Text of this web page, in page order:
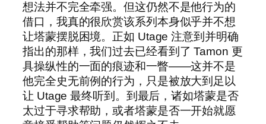
想法并不完全牵强。但这仍然不是他行为的
借口，我真的很欣赏该系列本身似乎并不想
让塔蒙摆脱困境。正如 Utage 注意到并明确
指出的那样，我们过去已经看到了 Tamon 更
具操纵性的一面的痕迹和一瞥——这并不是
他完全史无前例的行为，只是被放大到足以
让 Utage 最终听到。到最后，诸如塔蒙是否
太过于寻求帮助，或者塔蒙是否一开始就愿